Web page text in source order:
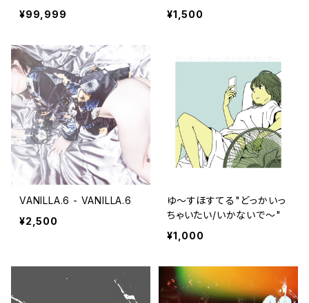
¥99,999
¥1,500
VANILLA.6 - VANILLA.6
¥2,500
ゆ～すほすてる"どっかいっ
ちゃいたい/いかないで～"
¥1,000